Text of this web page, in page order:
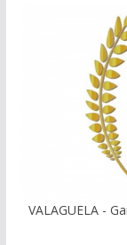
VALAGUELA -